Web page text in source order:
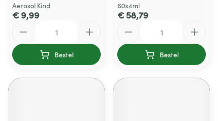
Aerosol Kind
€ 9,99
Bestel
60x4ml
€ 58,79
Bestel